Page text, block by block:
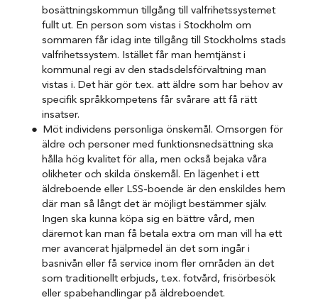
bosättningskommun tillgång till valfrihetssystemet
fullt ut. En person som vistas i Stockholm om
sommaren får idag inte tillgång till Stockholms stads
valfrihetssystem. Istället får man hemtjänst i
kommunal regi av den stadsdelsförvaltning man
vistas i. Det här gör t.ex. att äldre som har behov av
specifik språkkompetens får svårare att få rätt
insatser.
Möt individens personliga önskemål. Omsorgen för
äldre och personer med funktionsnedsättning ska
hålla hög kvalitet för alla, men också bejaka våra
olikheter och skilda önskemål. En lägenhet i ett
äldreboende eller LSS-boende är den enskildes hem
där man så långt det är möjligt bestämmer själv.
Ingen ska kunna köpa sig en bättre vård, men
däremot kan man få betala extra om man vill ha ett
mer avancerat hjälpmedel än det som ingår i
basnivån eller få service inom fler områden än det
som traditionellt erbjuds, t.ex. fotvård, frisörbesök
eller spabehandlingar på äldreboendet.